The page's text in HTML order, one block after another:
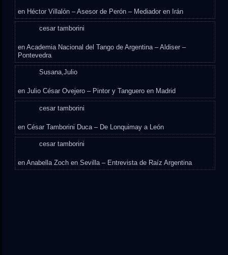
en Héctor Villalón – Asesor de Perón – Mediador en Irán
cesar tamborini
enAcademia Nacional del Tango de Argentina – Aldiser –
Pontevedra
Susana,Julio
enJulio César Ovejero – Pintor y Tanguero en Madrid
cesar tamborini
enCésar Tamborini Duca – De Lonquimay a León
cesar tamborini
enAnabella Zoch en Sevilla – Entrevista de Raíz Argentina